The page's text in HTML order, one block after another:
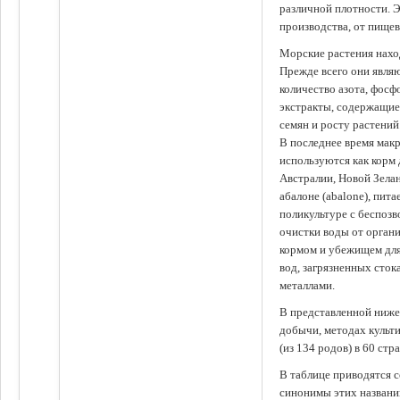
различной плотности.
производства, от
Морские растения
Прежде всего они
количество азота,
экстракты,
семян и росту
В последнее время
используются как
Австралии, Новой
абалоне (abalone),
поликультуре с
очистки воды от
кормом и убежищем
вод, загрязненных
металлами.
В представленной
добычи, методах
(из 134 родов) в 60
В таблице приводятся
синонимы этих